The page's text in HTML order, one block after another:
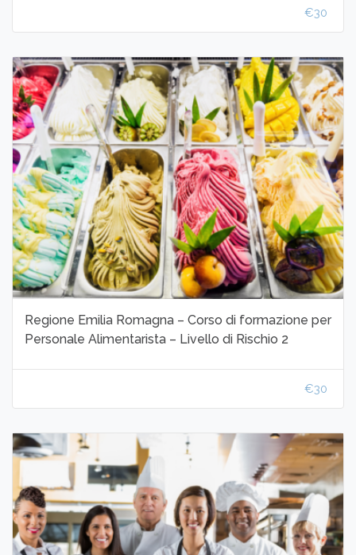
€30
Regione Emilia Romagna – Corso di formazione per
Personale Alimentarista – Livello di Rischio 2
€30